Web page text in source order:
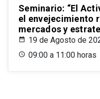
Seminario: “El
el envejecimiento
mercados y
19 de Agosto de
09:00 a 11:00 horas